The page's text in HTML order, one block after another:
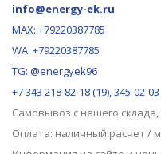
info@energy-ek.ru
MAX: +79220387785
WA: +79220387785
TG: @energyek96
+7 343 218-82-18 (19), 345-02-
Самовывоз с нашего склада
Оплата: наличный расчет /